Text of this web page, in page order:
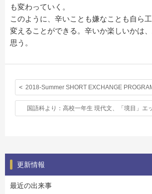
も変わっていく。
このように、辛いことも嫌なことも自ら
変えることができる。辛いか楽しいかは
思う。
国語科より：高校一年生 現代文、「境目」エ
更新情報
最近の出来事